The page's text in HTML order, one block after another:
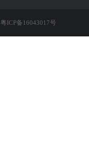
粤ICP备16043017号